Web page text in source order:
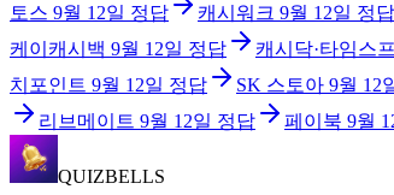
토스 9월 12일 정답 캐시워크 9월 12일 정답
케이캐시백 9월 12일 정답 캐시닥·타임스
치포인트 9월 12일 정답 SK 스토아 9월 12
리브메이트 9월 12일 정답 페이북 9월
QUIZBELLS